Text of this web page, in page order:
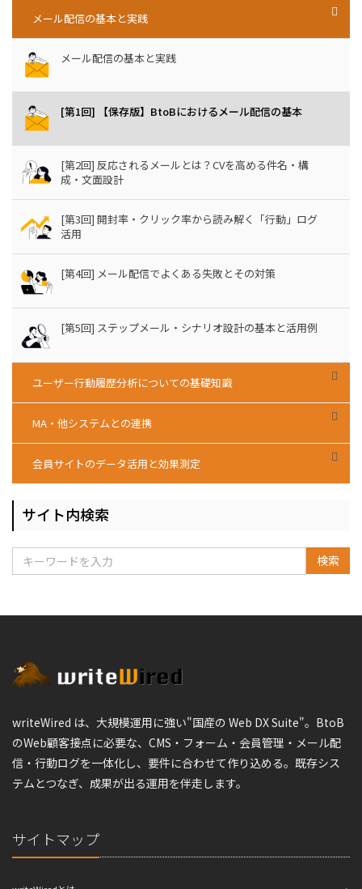
メール配信の基本と実践
メール配信の基本と実践
[第1回] 【保存版】BtoBにおけるメール配信の基本
[第2回] 反応されるメールとは？CVを高める件名・構
成・文面設計
[第3回] 開封率・クリック率から読み解く「行動」ログ
活用
[第4回] メール配信でよくある失敗とその対策
[第5回] ステップメール・シナリオ設計の基本と活用例
ユーザー行動履歴分析についての基礎知識
MA・他システムとの連携
会員サイトのデータ活用と効果測定
サイト内検索
検索
writeWired は、大規模運用に強い"国産の Web DX Suite"。BtoB
のWeb顧客接点に必要な、CMS・フォーム・会員管理・メール配
信・行動ログを一体化し、要件に合わせて作り込める。既存シス
テムとつなぎ、成果が出る運用を伴走します。
サイトマップ